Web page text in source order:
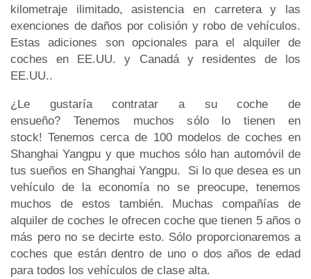
kilometraje ilimitado, asistencia en carretera y las
exenciones de daños por colisión y robo de vehículos.
Estas adiciones son opcionales para el alquiler de
coches en EE.UU. y Canadá y residentes de los
EE.UU..
¿Le gustaría contratar a su coche de
ensueño? Tenemos muchos sólo lo tienen en
stock! Tenemos cerca de 100 modelos de coches en
Shanghai Yangpu y que muchos sólo han automóvil de
tus sueños en Shanghai Yangpu. Si lo que desea es un
vehículo de la economía no se preocupe, tenemos
muchos de estos también. Muchas compañías de
alquiler de coches le ofrecen coche que tienen 5 años o
más pero no se decirte esto. Sólo proporcionaremos a
coches que están dentro de uno o dos años de edad
para todos los vehículos de clase alta.